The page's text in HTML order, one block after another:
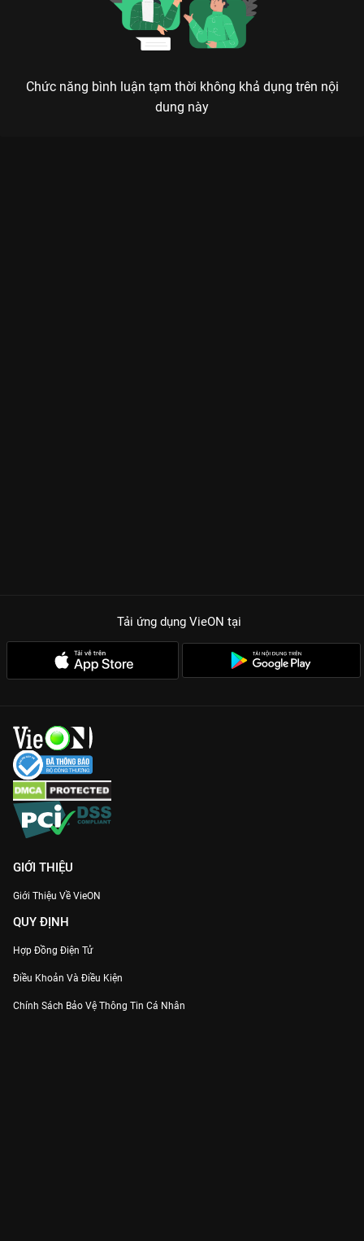
Chức năng bình luận tạm thời không khả dụng trên nội
dung này
Tải ứng dụng VieON tại
GIỚI THIỆU
Giới Thiệu Về VieON
QUY ĐỊNH
Hợp Đồng Điện Tử
Điều Khoản Và Điều Kiện
Chính Sách Bảo Vệ Thông Tin Cá Nhân